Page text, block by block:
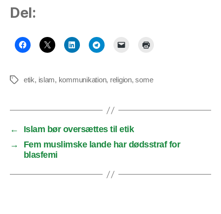
Del:
Tagsetik, islam, kommunikation, religion,some
←
Islam bør oversættes til etik
→
Fem muslimske lande har dødsstraf for
blasfemi